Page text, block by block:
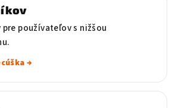
používateľov s nižšou
→